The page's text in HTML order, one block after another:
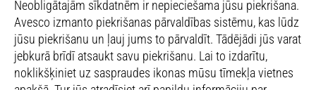
Neobligātajām sīkdatnēm ir nepieciešama jūsu piekrišana.
Avesco izmanto piekrišanas pārvaldības sistēmu, kas lūdz
jūsu piekrišanu un ļauj jums to pārvaldīt. Tādējādi jūs varat
jebkurā brīdī atsaukt savu piekrišanu. Lai to izdarītu,
noklikšķiniet uz saspraudes ikonas mūsu tīmekļa vietnes